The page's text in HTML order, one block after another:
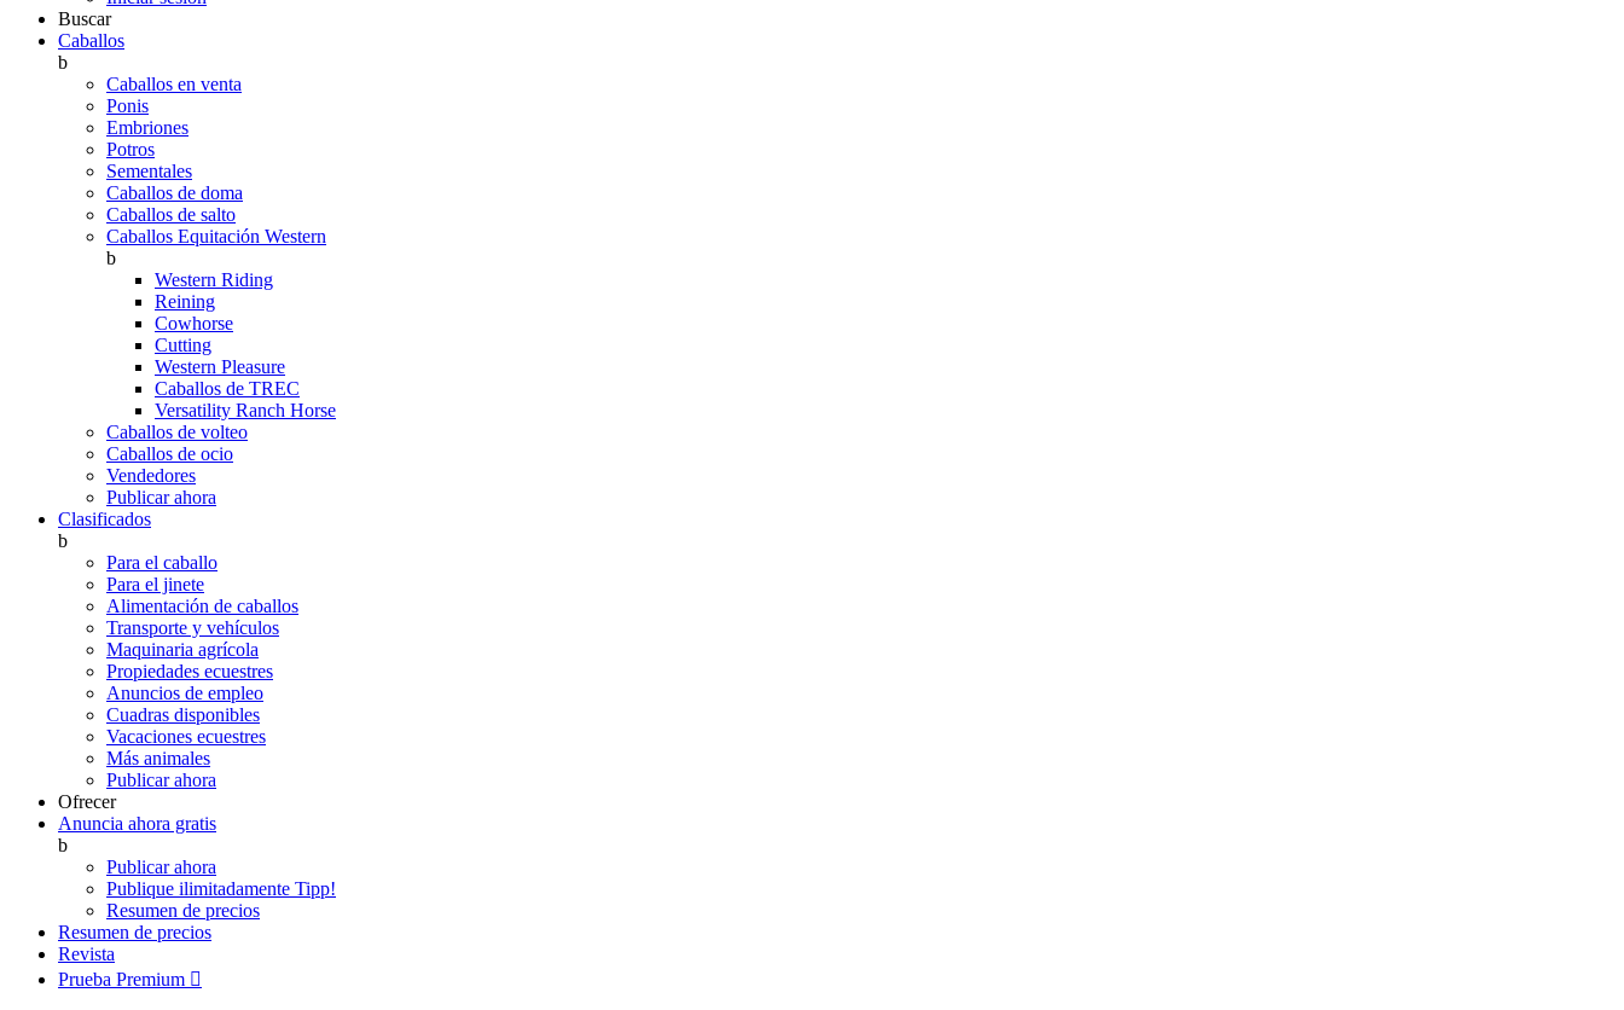
Buscar
Caballos
b
Caballos en venta
Ponis
Embriones
Potros
Sementales
Caballos de doma
Caballos de salto
Caballos Equitación Western
b
Western Riding
Reining
Cowhorse
Cutting
Western Pleasure
Caballos de TREC
Versatility Ranch Horse
Caballos de volteo
Caballos de ocio
Vendedores
Publicar ahora
Clasificados
b
Para el caballo
Para el jinete
Alimentación de caballos
Transporte y vehículos
Maquinaria agrícola
Propiedades ecuestres
Anuncios de empleo
Cuadras disponibles
Vacaciones ecuestres
Más animales
Publicar ahora
Ofrecer
Anuncia ahora gratis
b
Publicar ahora
Publique ilimitadamente Tipp!
Resumen de precios
Resumen de precios
Revista
Prueba Premium 